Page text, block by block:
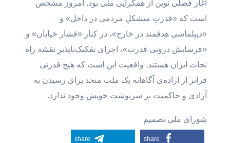
آغاز فصلی نوین از همگرایی ملی بود. امروز مشخص
است که «قدرتِ متشکلِ مردمی در داخل» و
«دیپلماسی هدفمند در خارج»، در کنار «فشار خیابان» و
«فرسایش درونی قدرت»، اجزای تفکیک‌ناپذیرِ نقشه راه
نجات ایران هستند. واقعیت این است که هیچ قدرتی
فراتر از اراده‌ی آگاهانه یک ملت متحد برای رسیدن به
آزادی و حاکمیت بر سرنوشت خویش وجود ندارد.
شورای ملی تصمیم
share
share